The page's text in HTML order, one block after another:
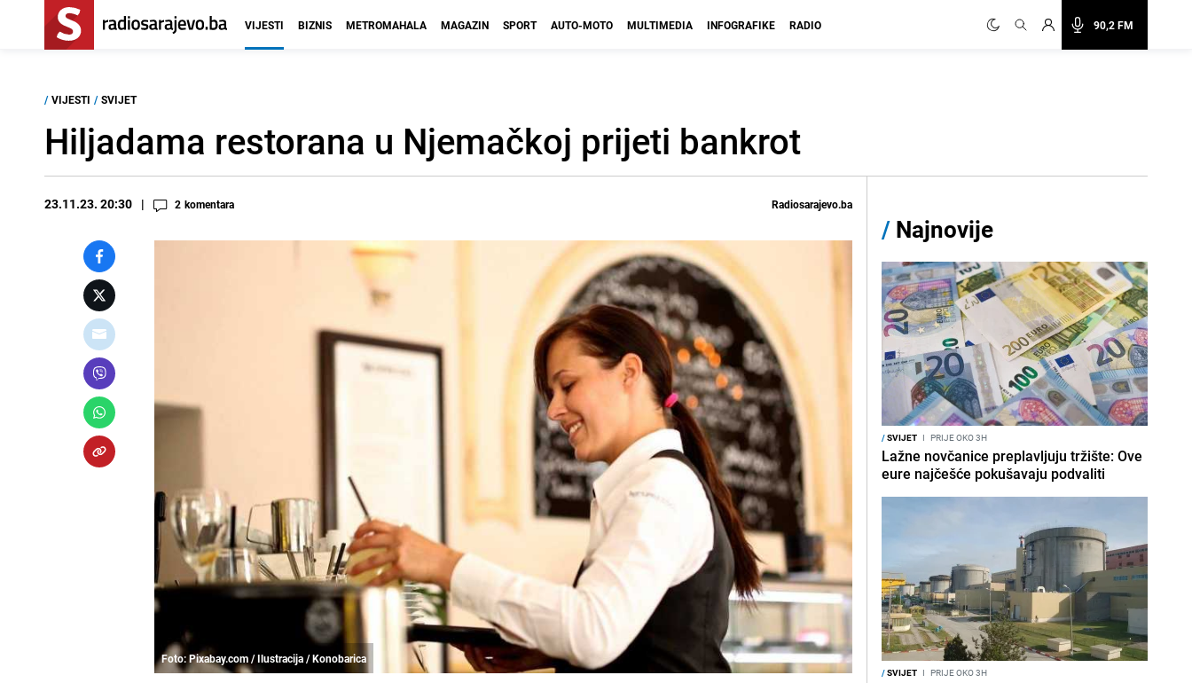
90,2 FM
VIJESTI BIZNIS METROMAHALA MAGAZIN SPORT AUTO-MOTO MULTIMEDIA INFOGRAFIKE RADIO
/ VIJESTI / SVIJET
Hiljadama restorana u Njemačkoj prijeti bankrot
23.11.23. 20:30 2 komentara Radiosarajevo.ba
Foto: Pixabay.com / Ilustracija / Konobarica
/ Najnovije
/SVIJET I PRIJE OKO 3H
Lažne novčanice preplavljuju tržište: Ove
eure najčešće pokušavaju podvaliti
/SVIJET I PRIJE OKO 3H